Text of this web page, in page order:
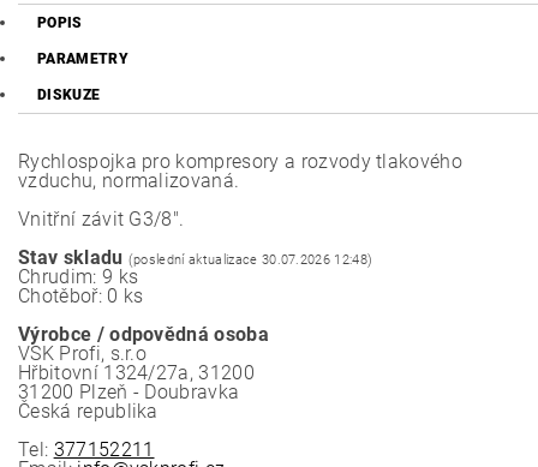
POPIS
PARAMETRY
DISKUZE
Rychlospojka pro kompresory a rozvody tlakového
vzduchu, normalizovaná.
Vnitřní závit G3/8".
Stav skladu (poslední aktualizace 30.07.2026 12:48)
Chrudim: 9 ks
Chotěboř: 0 ks
Výrobce / odpovědná osoba
VSK Profi, s.r.o
Hřbitovní 1324/27a, 31200
31200 Plzeň - Doubravka
Česká republika
Tel: 377152211